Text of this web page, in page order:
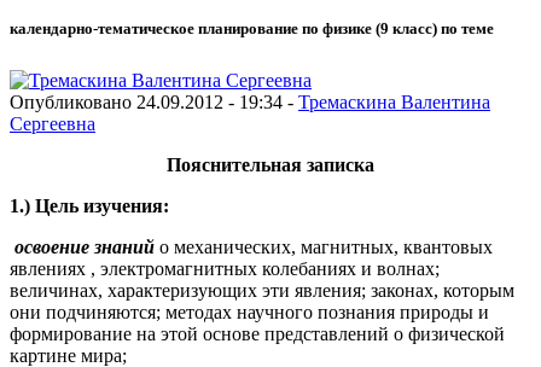
календарно-тематическое планирование по физике (9 класс) по теме
Опубликовано 24.09.2012 - 19:34 - Тремаскина Валентина
Сергеевна
Пояснительная записка
1.) Цель изучения:
освоение знаний о механических, магнитных, квантовых
явлениях , электромагнитных колебаниях и волнах;
величинах, характеризующих эти явления; законах, которым
они подчиняются; методах научного познания природы и
формирование на этой основе представлений о физической
картине мира;